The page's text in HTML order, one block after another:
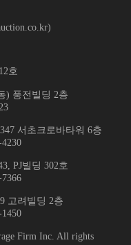
호
) 풍전빌딩 2층
서초크로바타워 6층
PJ빌딩 302호
고려빌딩 2층
Firm Inc. All rights